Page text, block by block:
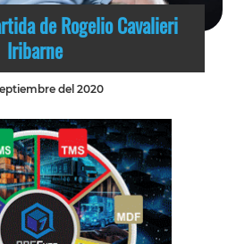
de Rogelio Cavalieri
Iribarne
del 2020